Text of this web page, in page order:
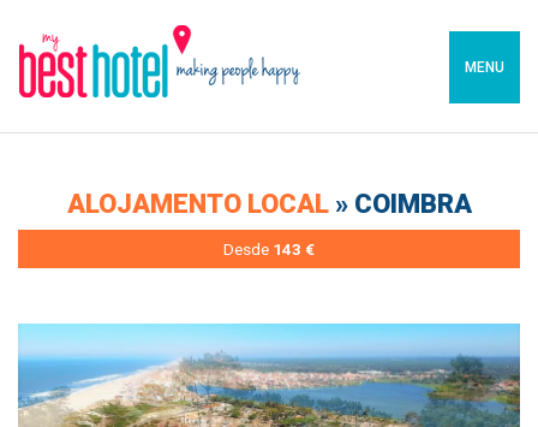
MENU
ALOJAMENTO LOCAL » COIMBRA
Desde 143 €